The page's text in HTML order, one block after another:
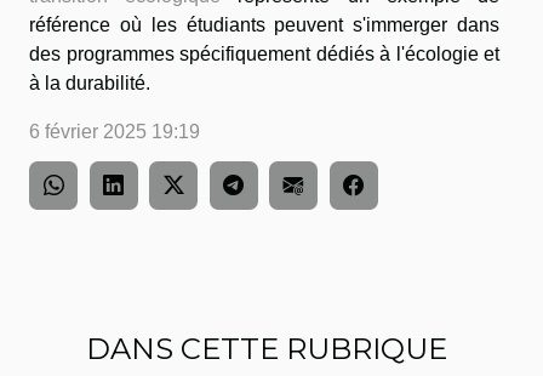
référence où les étudiants peuvent s'immerger dans
des programmes spécifiquement dédiés à l'écologie et
à la durabilité.
6 février 2025 19:19
DANS CETTE RUBRIQUE